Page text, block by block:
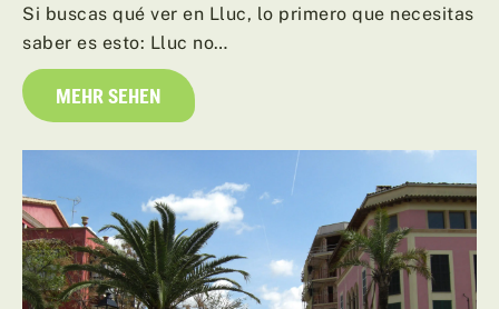
Si buscas qué ver en Lluc, lo primero que necesitas
saber es esto: Lluc no…
MEHR SEHEN